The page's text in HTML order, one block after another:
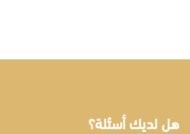
هل لديك أسئلة؟